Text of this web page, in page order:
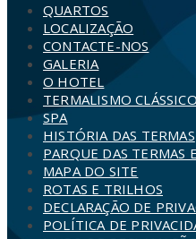
QUARTOS
LOCALIZAÇÃO
CONTACTE-NOS
GALERIA
O HOTEL
TERMALISMO CLÁSSICO
SPA
HISTÓRIA DAS TERMAS
PARQUE DAS TERMAS
MAPA DO SITE
ROTAS E TRILHOS
DECLARAÇÃO DE
POLÍTICA DE